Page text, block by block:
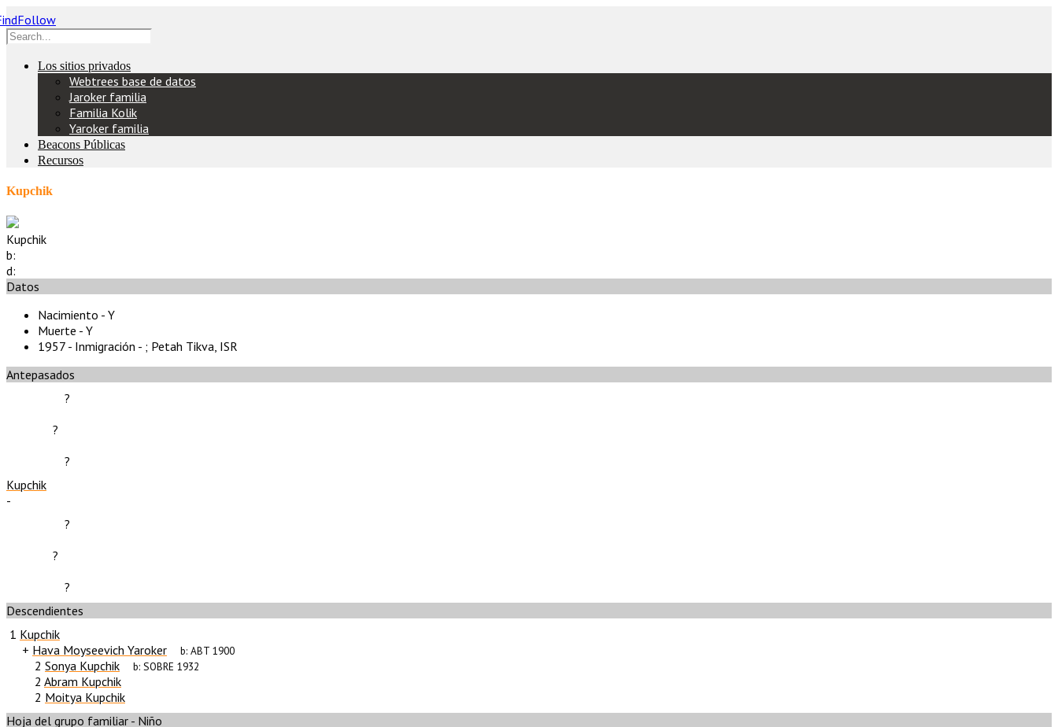
Los sitios privados
Webtrees base de datos
Jaroker familia
Familia Kolik
Yaroker familia
Beacons Públicas
Recursos
Kupchik
Kupchik
b:
d:
Datos
Nacimiento - Y
Muerte - Y
1957 - Inmigración - ; Petah Tikva, ISR
Antepasados
?
?
?
Kupchik
-
?
?
?
Descendientes
1 Kupchik
+ Hava Moyseevich Yaroker b:ABT 1900
2 Sonya Kupchik b:SOBRE 1932
2 Abram Kupchik
2 Moitya Kupchik
Hoja del grupo familiar - Niño